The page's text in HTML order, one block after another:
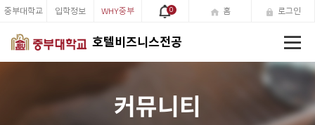
호텔비즈니스전공
뉴
중부대학교 입학정보 WHY중부 0 홈 로그인
커뮤니티